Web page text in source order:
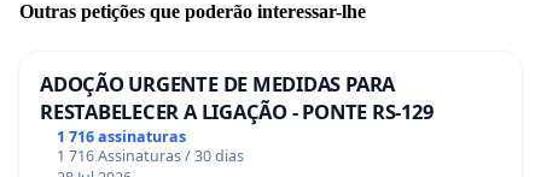
Outras petições que poderão interessar-lhe
ADOÇÃO URGENTE DE MEDIDAS PARA
RESTABELECER A LIGAÇÃO - PONTE RS-129
1 716 assinaturas
1 716 Assinaturas / 30 dias